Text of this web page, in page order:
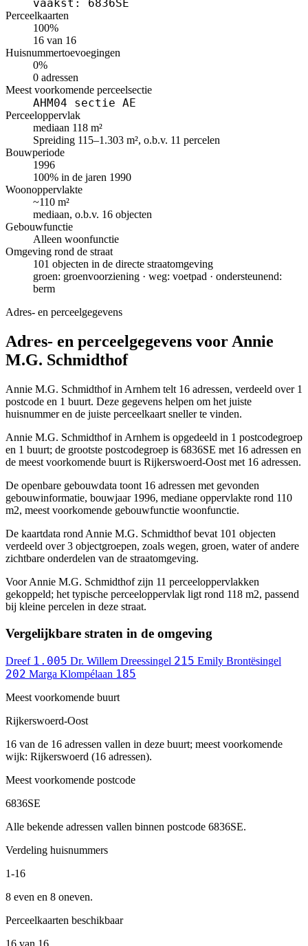
vaakst: 6836SE
Perceelkaarten
100%
16 van 16
Huisnummertoevoegingen
0%
0 adressen
Meest voorkomende perceelsectie
AHM04 sectie AE
Perceeloppervlak
mediaan 118 m²
Spreiding 115–1.303 m², o.b.v. 11 percelen
Bouwperiode
1996
100% in de jaren 1990
Woonoppervlakte
~110 m²
mediaan, o.b.v. 16 objecten
Gebouwfunctie
Alleen woonfunctie
Omgeving rond de straat
101 objecten in de directe straatomgeving
groen: groenvoorziening · weg: voetpad · ondersteunend:
berm
Adres- en perceelgegevens
Adres- en perceelgegevens voor Annie
M.G. Schmidthof
Annie M.G. Schmidthof in Arnhem telt 16 adressen, verdeeld over 1
postcode en 1 buurt. Deze gegevens helpen om het juiste
huisnummer en de juiste perceelkaart sneller te vinden.
Annie M.G. Schmidthof in Arnhem is opgedeeld in 1 postcodegroep
en 1 buurt; de grootste postcodegroep is 6836SE met 16 adressen en
de meest voorkomende buurt is Rijkerswoerd-Oost met 16 adressen.
De openbare gebouwdata toont 16 adressen met gevonden
gebouwinformatie, bouwjaar 1996, mediane oppervlakte rond 110
m2, meest voorkomende gebouwfunctie woonfunctie.
De kaartdata rond Annie M.G. Schmidthof bevat 101 objecten
verdeeld over 3 objectgroepen, zoals wegen, groen, water of andere
zichtbare onderdelen van de straatomgeving.
Voor Annie M.G. Schmidthof zijn 11 perceeloppervlakken
gekoppeld; het typische perceeloppervlak ligt rond 118 m2, passend
bij kleine percelen in deze straat.
Vergelijkbare straten in de omgeving
Dreef 1.005 Dr. Willem Dreessingel 215 Emily Brontësingel
202 Marga Klompélaan 185
Meest voorkomende buurt
Rijkerswoerd-Oost
16 van de 16 adressen vallen in deze buurt; meest voorkomende
wijk: Rijkerswoerd (16 adressen).
Meest voorkomende postcode
6836SE
Alle bekende adressen vallen binnen postcode 6836SE.
Verdeling huisnummers
1-16
8 even en 8 oneven.
Perceelkaarten beschikbaar
16 van 16